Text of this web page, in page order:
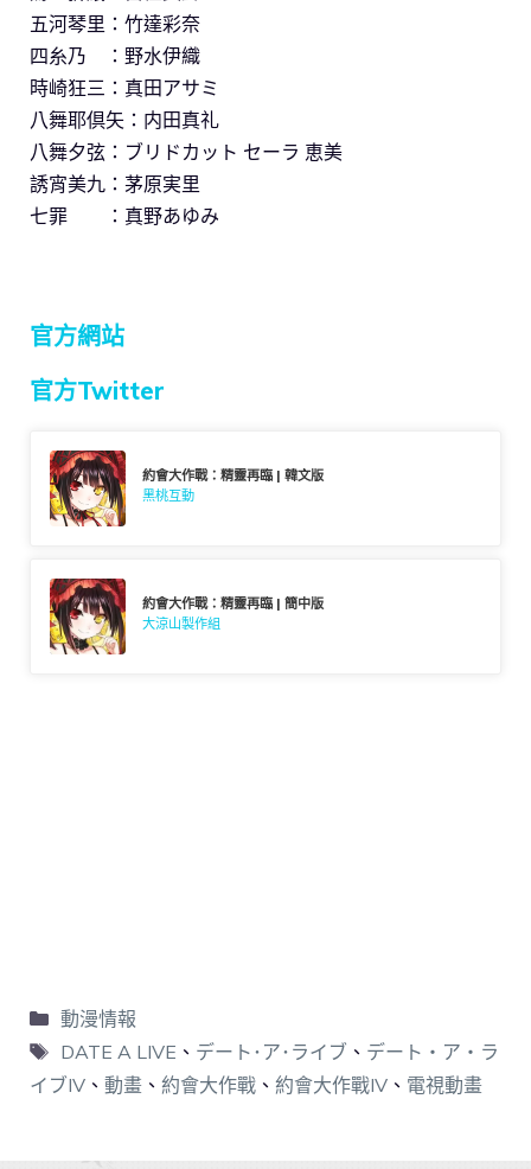
五河琴里：竹達彩奈
四糸乃 ：野水伊織
時崎狂三：真田アサミ
八舞耶倶矢：内田真礼
八舞夕弦：ブリドカット セーラ 恵美
誘宵美九：茅原実里
七罪 ：真野あゆみ
官方網站
官方Twitter
約會大作戰：精靈再臨 | 韓文版
黑桃互動
約會大作戰：精靈再臨 | 簡中版
大涼山製作組
動漫情報
DATE A LIVE 、 デート･ア･ライブ 、 デート・ア・ラ
イブIV 、 動畫 、 約會大作戰 、 約會大作戰IV 、 電視動畫